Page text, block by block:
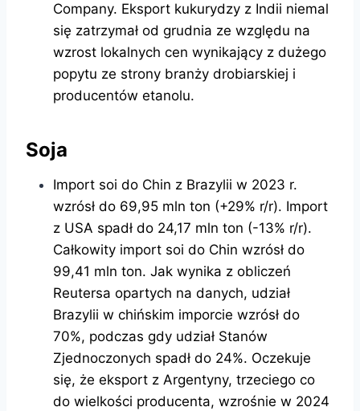
Company. Eksport kukurydzy z Indii niemal
się zatrzymał od grudnia ze względu na
wzrost lokalnych cen wynikający z dużego
popytu ze strony branży drobiarskiej i
producentów etanolu.
Soja
Import soi do Chin z Brazylii w 2023 r.
wzrósł do 69,95 mln ton (+29% r/r). Import
z USA spadł do 24,17 mln ton (-13% r/r).
Całkowity import soi do Chin wzrósł do
99,41 mln ton. Jak wynika z obliczeń
Reutersa opartych na danych, udział
Brazylii w chińskim imporcie wzrósł do
70%, podczas gdy udział Stanów
Zjednoczonych spadł do 24%. Oczekuje
się, że eksport z Argentyny, trzeciego co
do wielkości producenta, wzrośnie w 2024